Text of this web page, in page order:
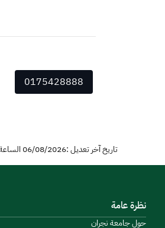
0175428888
تاريخ آخر تعديل :06/08/2026 الساعة 09:55 مساءً
نظرة عامة
حول جامعة نجران